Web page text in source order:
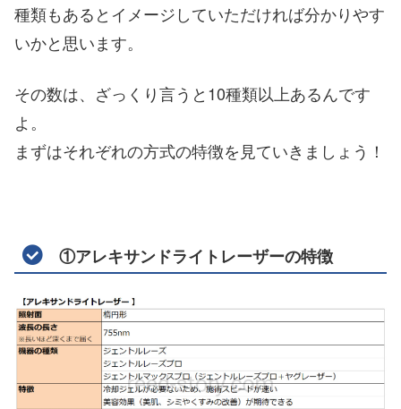
種類もあるとイメージしていただければ分かりやす
いかと思います。
その数は、ざっくり言うと10種類以上あるんです
よ。
まずはそれぞれの方式の特徴を見ていきましょう！
①アレキサンドライトレーザーの特徴